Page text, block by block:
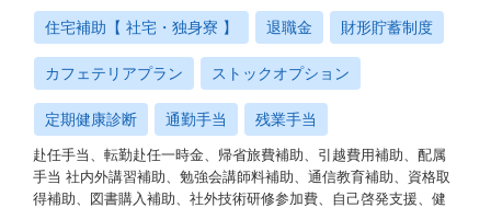
住宅補助【 社宅・独身寮 】 退職金 財形貯蓄制度
カフェテリアプラン ストックオプション
定期健康診断 通勤手当 残業手当
赴任手当、転勤赴任一時金、帰省旅費補助、引越費用補助、配属
手当 社内外講習補助、勉強会講師料補助、通信教育補助、資格取
得補助、図書購入補助、社外技術研修参加費、自己啓発支援、健